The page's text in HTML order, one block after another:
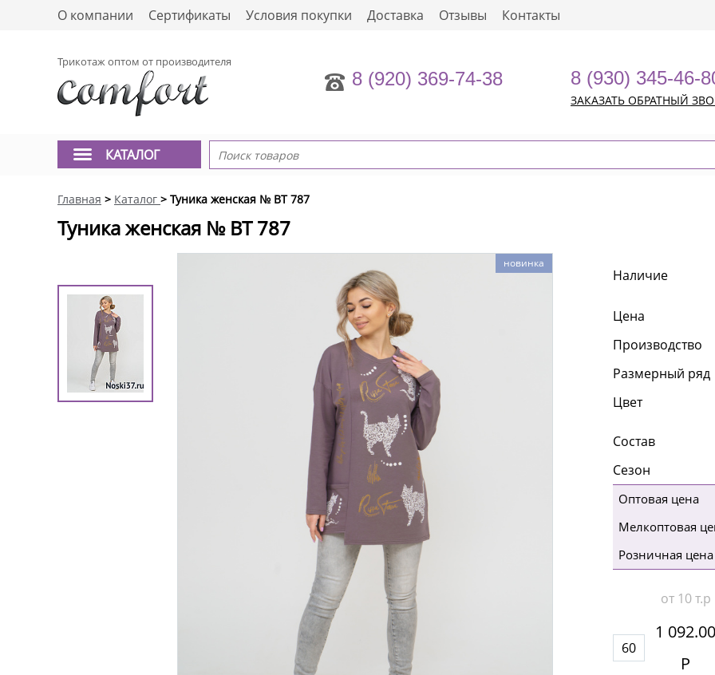
О компании Сертификаты Условия покупки Доставка Отзывы Контакты
Трикотаж оптом от производителя
8 (920) 369-74-38 8 (930) 345-46-
ЗАКАЗАТЬ ОБРАТНЫЙ
КАТАЛОГ
Главная > Каталог > Туника женская № BT 787
Туника женская № BT 787
новинка
Наличие
Цена
Производство
Размерный ряд
Цвет
Состав
Сезон
Оптовая цена
Мелкоптовая
Розничная цена
от 10 т.р
60
1 092.00
Р